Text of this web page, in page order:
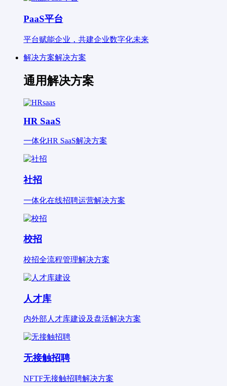
PaaS平台
平台赋能企业，共建企业数字化未来
解决方案解决方案
通用解决方案
HR SaaS
一体化HR SaaS解决方案
社招
一体化在线招聘运营解决方案
校招
校招全流程管理解决方案
人才库
内外部人才库建设及盘活解决方案
无接触招聘
NFTF无接触招聘解决方案